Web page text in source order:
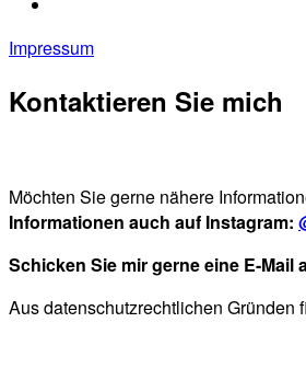
Impressum
Kontaktieren Sie mich
Möchten Sie gerne nähere
Informationen auch auf Instagram:
Schicken Sie mir gerne eine E-
Aus datenschutzrechtlichen Gründen